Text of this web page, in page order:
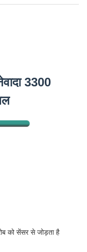
3300
को सेंसर से जोड़ता है